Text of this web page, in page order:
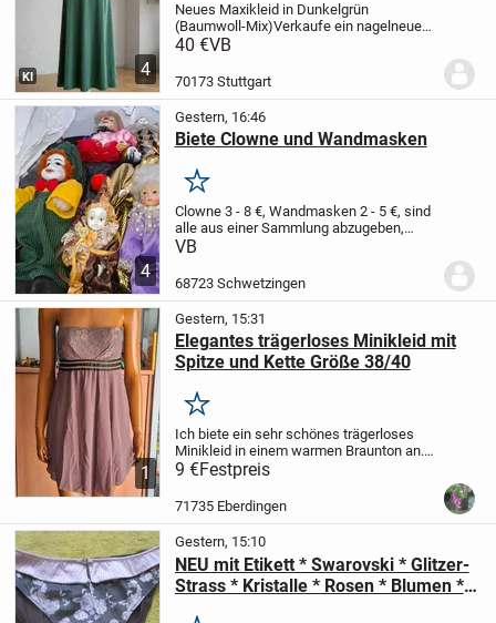
4
KI
Neues Maxikleid in Dunkelgrün
(Baumwoll-Mix)​Verkaufe ein nagelneues,
ungetragenes grünes Maxikleid (Schild ist
figurschmeichelnden Schnitt und lässt
40 €VB
70173 Stuttgart
4
Gestern, 16:46
Biete Clowne und Wandmasken
Merken
Clowne 3 - 8 €, Wandmasken 2 - 5 €, sind
alle aus einer Sammlung abzugeben,
guter bis sehr guter Erhalt, bei
Versand ist auf Ihre Verantwortung und
Kosten möglich,...
VB
68723 Schwetzingen
1
Gestern, 15:31
Elegantes trägerloses Minikleid mit
Spitze und Kette Größe 38/40
Merken
Ich biete ein sehr schönes trägerloses
Minikleid in einem warmen Braunton an.
Das Kleid besticht durch sein Oberteil aus
zarter Spitze und den fließenden, leichten
Rockteil. Ein besonderer Hingucker...
9 €Festpreis
71735 Eberdingen
Gestern, 15:10
NEU mit Etikett * Swarovski * Glitzer-
Strass * Kristalle * Rosen * Blumen *